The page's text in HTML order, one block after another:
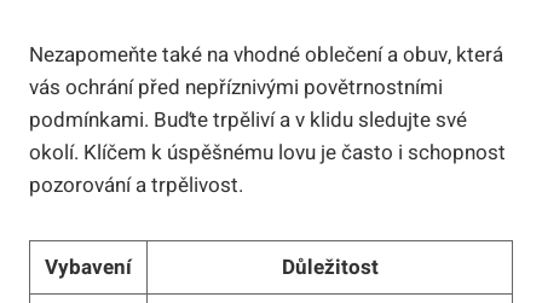
Nezapomeňte také na vhodné oblečení a obuv, která
vás ochrání před nepříznivými povětrnostními
podmínkami. Buďte trpěliví a v klidu sledujte své
okolí. Klíčem k úspěšnému lovu je často i schopnost
pozorování a trpělivost.
Vybavení
Důležitost